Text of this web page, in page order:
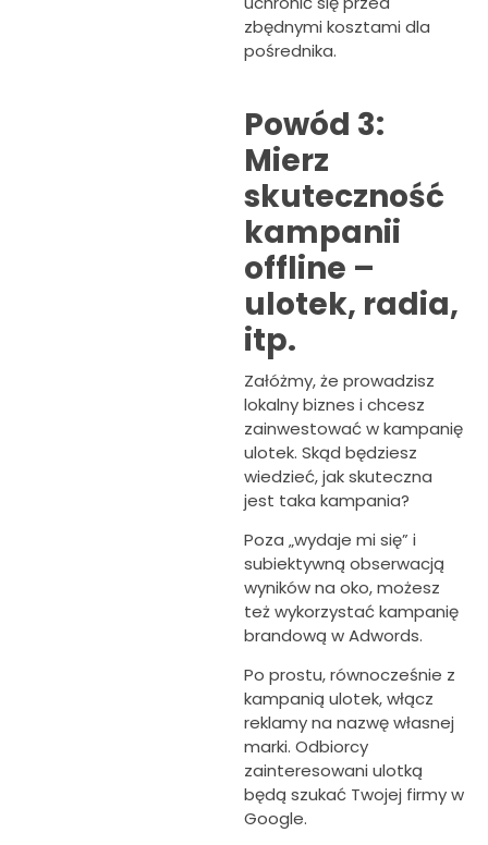
zbędnymi kosztami dla
pośrednika.
Powód 3:
Mierz
skuteczność
kampanii
offline –
ulotek, radia,
itp.
Załóżmy, że prowadzisz
lokalny biznes i chcesz
zainwestować w kampanię
ulotek. Skąd będziesz
wiedzieć, jak skuteczna
jest taka kampania?
Poza „wydaje mi się” i
subiektywną obserwacją
wyników na oko, możesz
też wykorzystać kampanię
brandową w Adwords.
Po prostu, równocześnie z
kampanią ulotek, włącz
reklamy na nazwę własnej
marki. Odbiorcy
zainteresowani ulotką
będą szukać Twojej firmy w
Google.